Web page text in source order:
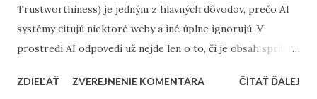
Ecomail, Mailchimp, Klaviyo a pod.), používajte overenú
doménu a odporúčaný spôsob podpisovania. Pri DMARC sa
oplatí smerovať k prísnejšej politike až po overení, že
Trustworthiness) je jedným z hlavných dôvodov, prečo AI
systémy citujú niektoré weby a iné úplne ignorujú. V
prostredí AI odpovedí už nejde len o to, či je obsah správny,
použiť ako referenciu. AI modely pracujú s rizikom chýb.
ZDIEĽAŤ ZVEREJNENIE KOMENTÁRA ČÍTAŤ ĎALEJ